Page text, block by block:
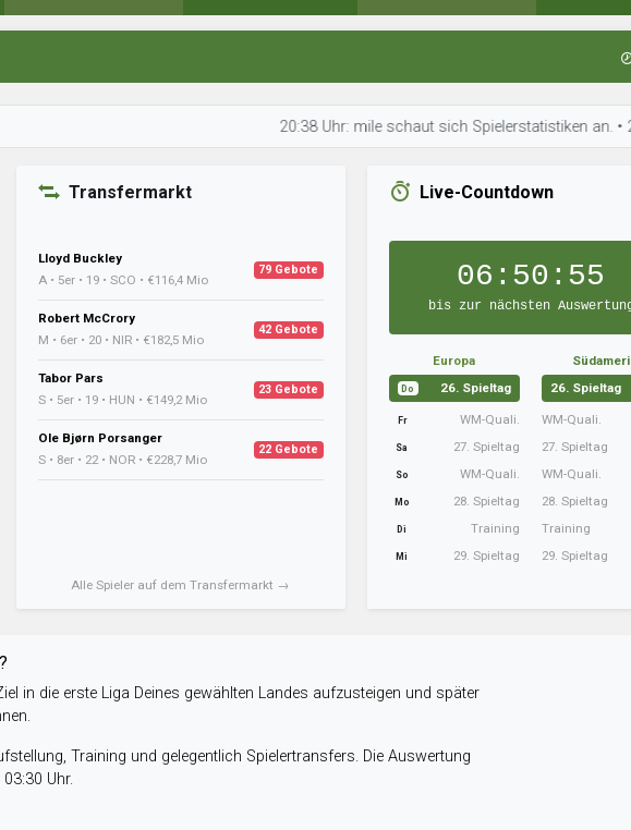
20:38 Uhr: mile schaut sich Spielerstatistiken an. • 20:37
Transfermarkt
Lloyd Buckley
A • 5er • 19 • SCO • €116,4 Mio
79 Gebote
Robert McCrory
M • 6er • 20 • NIR • €182,5 Mio
42 Gebote
Tabor Pars
S • 5er • 19 • HUN • €149,2 Mio
23 Gebote
Ole Bjørn Porsanger
S • 8er • 22 • NOR • €228,7 Mio
22 Gebote
Alle Spieler auf dem Transfermarkt →
Live-Countdown
06:50:54
bis zur nächsten
Europa
Do 26. Spieltag
Fr WM-Quali.
Sa 27. Spieltag
So WM-Quali.
Mo 28. Spieltag
Di Training
Mi 29. Spieltag
26. Spieltag
WM-Quali.
27. Spieltag
WM-Quali.
28. Spieltag
Training
29. Spieltag
in die erste Liga Deines gewählten Landes aufzusteigen und später
Training und gelegentlich Spielertransfers. Die Auswertung
Uhr.